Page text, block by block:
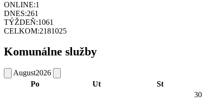
ONLINE:1
DNES:261
TÝŽDEŇ:1061
CELKOM:2181025
Komunálne služby
August2026
Po
Ut St
30